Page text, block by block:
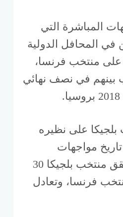
المباشرة التي
في المحافل الدولية
على منتخب فرنسا،
بينهم في نصف نهائي
على نظيره
مواجهات
المنتخبين، حيث حقق منتخب بلجيكا 30
مقابل 24 لمنتخب فرنسا، وتعادل